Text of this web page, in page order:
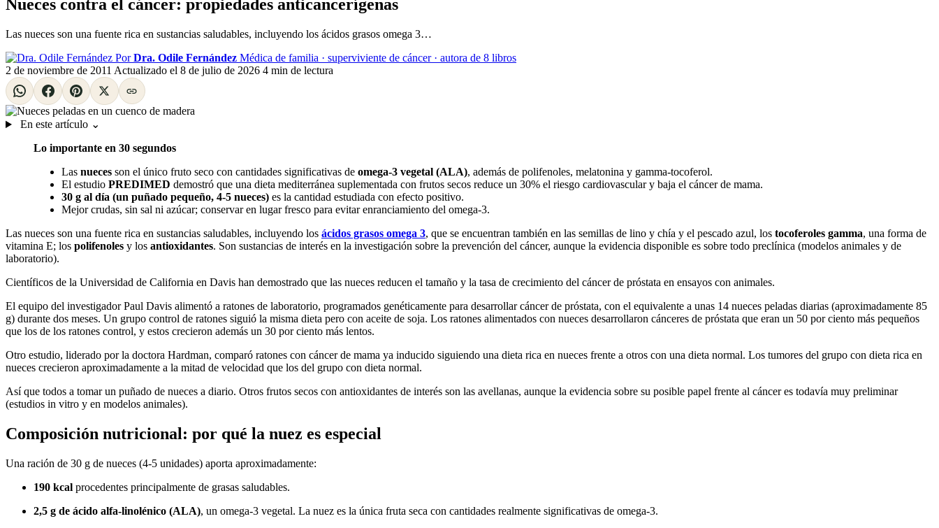
Nueces contra el cáncer: propiedades anticancerígenas
Las nueces son una fuente rica en sustancias saludables, incluyendo los ácidos grasos omega 3…
Por Dra. Odile Fernández Médica de familia · superviviente de cáncer · autora de 8 libros
2 de noviembre de 2011 Actualizado el 8 de julio de 2026 4 min de lectura
En este artículo ⌄
Lo importante en 30 segundos
Las nueces son el único fruto seco con cantidades significativas de omega-3 vegetal (ALA), además de polifenoles, melatonina y gamma-tocoferol.
El estudio PREDIMED demostró que una dieta mediterránea suplementada con frutos secos reduce un 30% el riesgo cardiovascular y baja el cáncer de mama.
30 g al día (un puñado pequeño, 4-5 nueces) es la cantidad estudiada con efecto positivo.
Mejor crudas, sin sal ni azúcar; conservar en lugar fresco para evitar enranciamiento del omega-3.
Las nueces son una fuente rica en sustancias saludables, incluyendo los ácidos grasos omega 3, que se encuentran también en las semillas de lino y chía y el pescado azul, los tocoferoles gamma, una forma de
vitamina E; los polifenoles y los antioxidantes. Son sustancias de interés en la investigación sobre la prevención del cáncer, aunque la evidencia disponible es sobre todo preclínica (modelos animales y de
laboratorio).
Científicos de la Universidad de California en Davis han demostrado que las nueces reducen el tamaño y la tasa de crecimiento del cáncer de próstata en ensayos con animales.
El equipo del investigador Paul Davis alimentó a ratones de laboratorio, programados genéticamente para desarrollar cáncer de próstata, con el equivalente a unas 14 nueces peladas diarias (aproximadamente 85
g) durante dos meses. Un grupo control de ratones siguió la misma dieta pero con aceite de soja. Los ratones alimentados con nueces desarrollaron cánceres de próstata que eran un 50 por ciento más pequeños
que los de los ratones control, y estos crecieron además un 30 por ciento más lentos.
Otro estudio, liderado por la doctora Hardman, comparó ratones con cáncer de mama ya inducido siguiendo una dieta rica en nueces frente a otros con una dieta normal. Los tumores del grupo con dieta rica en
nueces crecieron aproximadamente a la mitad de velocidad que los del grupo con dieta normal.
Así que todos a tomar un puñado de nueces a diario. Otros frutos secos con antioxidantes de interés son las avellanas, aunque la evidencia sobre su posible papel frente al cáncer es todavía muy preliminar
(estudios in vitro y en modelos animales).
Composición nutricional: por qué la nuez es especial
Una ración de 30 g de nueces (4-5 unidades) aporta aproximadamente:
190 kcal procedentes principalmente de grasas saludables.
2,5 g de ácido alfa-linolénico (ALA), un omega-3 vegetal. La nuez es la única fruta seca con cantidades realmente significativas de omega-3.